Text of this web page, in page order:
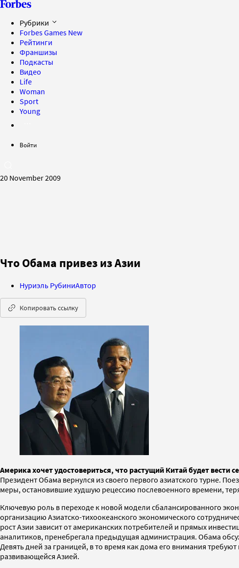
Рубрики
Forbes Games New
Рейтинги
Франшизы
Подкасты
Видео
Life
Woman
Sport
Young
Войти
20 November 2009
Что Обама привез из Азии
Нуриэль РубиниАвтор
Копировать ссылку
Америка хочет удостовериться, что растущий Китай будет вести
Президент Обама вернулся из своего первого азиатского турне.
меры, остановившие худшую рецессию послевоенного времени,
Ключевую роль в переходе к новой модели сбалансированного
организацию Азиатско-тихоокеанского экономического
рост Азии зависит от американских потребителей и прямых
аналитиков, пренебрегала предыдущая администрация. Обама
Девять дней за границей, в то время как дома его внимания
развивающейся Азией.